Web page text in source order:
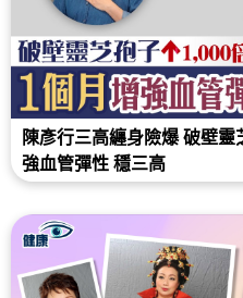
陳彥行三高纏身險爆 破壁
強血管彈性 穩三高